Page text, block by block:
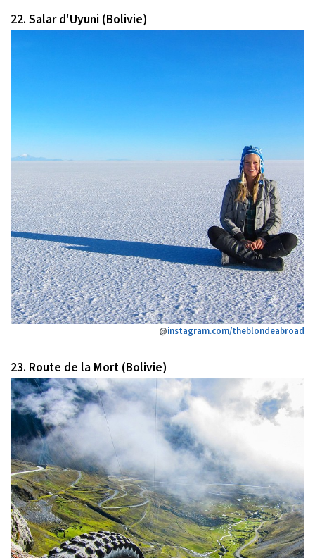
22. Salar d'Uyuni (Bolivie)
@instagram.com/theblondeabroad
23. Route de la Mort (Bolivie)